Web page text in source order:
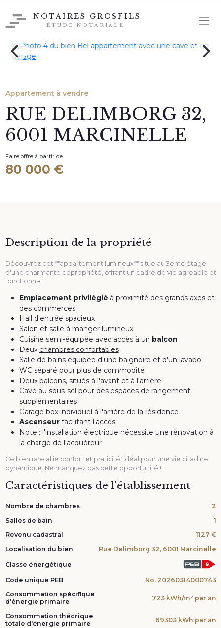
NOTAIRES GROSFILS
ÉTUDE NOTARIALE
Appartement à vendre
RUE DELIMBORG 32,
6001 MARCINELLE
Faire offre à partir de
80 000 €
Description de la propriété
Découvrez cet **appartement lumineux** situé au 3ème étage
d'une charmante copropriété, offrant un cadre de vie agréable et
fonctionnel.
Emplacement privilégié à proximité des grands axes et
des commerces
Hall d'entrée spacieux
Salon et salle à manger lumineux
Cuisine semi-équipée avec accès à un balcon
Deux chambres confortables
Salle de bains équipée d'une baignoire et d'un lavabo
WC séparé pour plus de commodité
Deux balcons, situés à l'avant et à l'arrière
Cave au sous-sol pour des espaces de rangement
supplémentaires
Garage box individuel à l'arrière de la résidence
Ascenseurfacilitant l'accès
Note : l'installation électrique nécessite une rénovation à
la charge de l'acquéreur
Ce bien rare allie confort et praticité, idéal pour une vie citadine
dynamique. Ne manquez pas cette opportunité !
Caractéristiques de l'établissement
Nombre de chambres
2
Salles de bain
1
Revenu cadastral
1127 €
Localisation du bien
Rue Delimborg 32, 6001 Marcinelle
Classe énergétique
Code unique PEB
No. 20260314000743
Consommation spécifique
d'énergie primaire
723 kWh/m² par an
Consommation théorique
totale d'énergie primaire
69303 kWh par an